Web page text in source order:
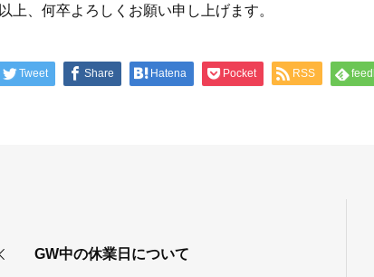
以上、何卒よろしくお願い申し上げます。
Tweet Share Hatena Pocket RSS
GW中の休業日について